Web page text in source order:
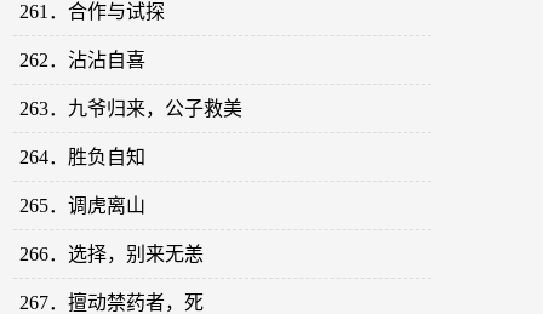
261．合作与试探
262．沾沾自喜
263．九爷归来，公子救美
264．胜负自知
265．调虎离山
266．选择，别来无恙
267．擅动禁药者，死